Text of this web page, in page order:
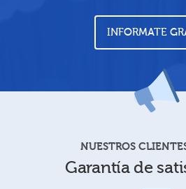
INFORMATE
NUESTROS
Garantía de